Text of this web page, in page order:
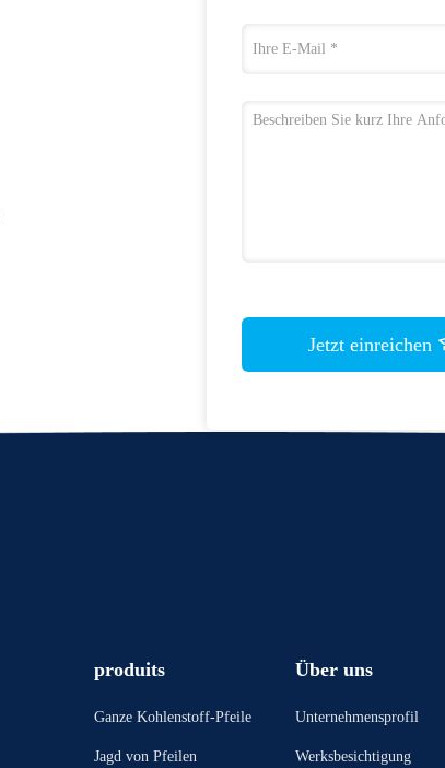
Jetzt einreichen
produits
Ganze Kohlenstoff-Pfeile
Jagd von Pfeilen
Über uns
Unternehmensprofil
Werksbesichtigung